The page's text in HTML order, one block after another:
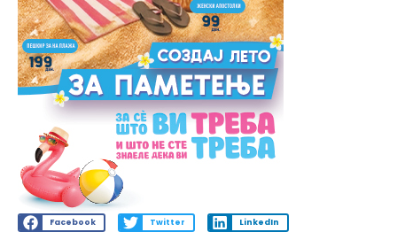
Facebook Twitter LinkedIn